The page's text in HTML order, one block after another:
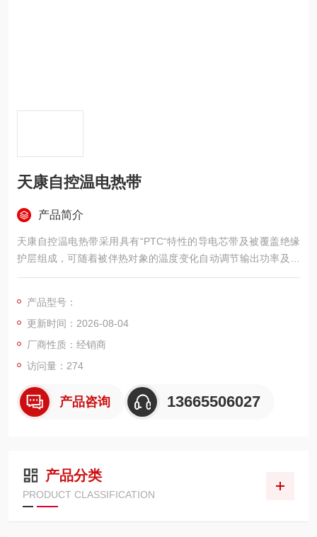
天康自控温电热带
产品简介
天康自控温电热带采用具有“PTC“特性的导电芯带及被覆盖绝缘
护层组成，可随着被伴热对象的温度变化自动调节输出功率及拌
热的温度;还可任意截短或在一定范围内接长使用，具有良好的绝
装、使用维护方便等优点。
产品型号：
更新时间：2026-08-04
厂商性质：经销商
访问量：274
产品咨询 13665506027
产品分类
PRODUCT CLASSIFICATION